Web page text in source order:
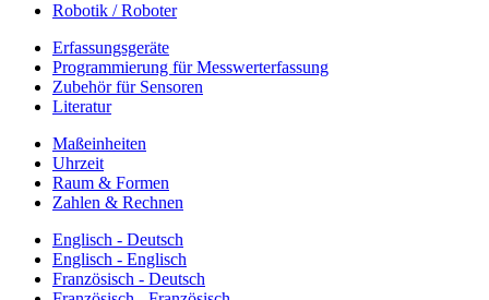
Robotik / Roboter
Erfassungsgeräte
Programmierung für Messwerterfassung
Zubehör für Sensoren
Literatur
Maßeinheiten
Uhrzeit
Raum & Formen
Zahlen & Rechnen
Englisch - Deutsch
Englisch - Englisch
Französisch - Deutsch